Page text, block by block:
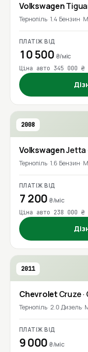
Volkswagen
Тернопіль 1.4 Бензин
ПЛАТІЖ ВІД
10 500 ₴/міс
Ціна авто 345 000 ₴
2008
VolkswagenJetta
Тернопіль 1.6 Бензин
ПЛАТІЖ ВІД
7 200₴/міс
Ціна авто 238 000 ₴
2011
ChevroletCruze
Тернопіль 2.0 Дизель
ПЛАТІЖ ВІД
9 000₴/міс